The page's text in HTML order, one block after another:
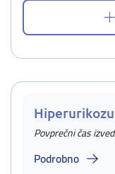
Povprečni čas
Podrobno